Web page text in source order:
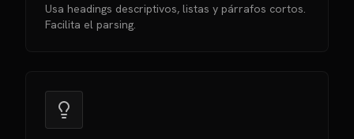
Usa headings descriptivos, listas y párrafos cortos.
Facilita el parsing.